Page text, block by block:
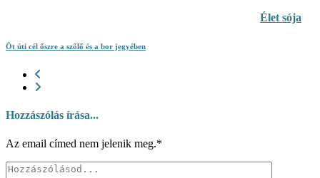
Élet sója
Öt úti cél őszre a szőlő és a bor jegyében
Hozzászólás írása...
Az email címed nem jelenik meg.*